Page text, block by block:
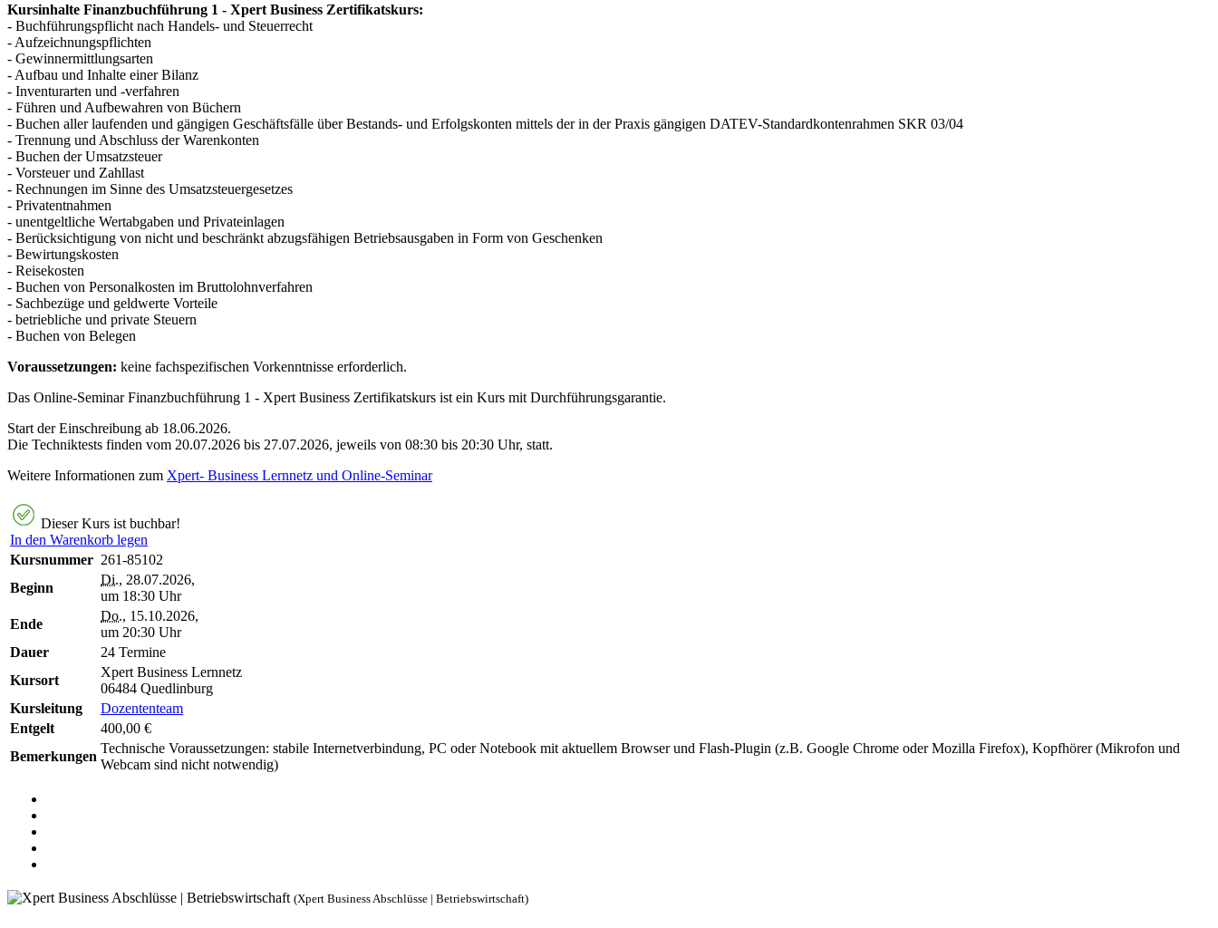
Kursinhalte Finanzbuchführung 1 - Xpert Business Zertifikatskurs:
- Buchführungspflicht nach Handels- und Steuerrecht
- Aufzeichnungspflichten
- Gewinnermittlungsarten
- Aufbau und Inhalte einer Bilanz
- Inventurarten und -verfahren
- Führen und Aufbewahren von Büchern
- Buchen aller laufenden und gängigen Geschäftsfälle über Bestands- und Erfolgskonten mittels der in der Praxis gängigen DATEV-Standardkontenrahmen SKR 03/04
- Trennung und Abschluss der Warenkonten
- Buchen der Umsatzsteuer
- Vorsteuer und Zahllast
- Rechnungen im Sinne des Umsatzsteuergesetzes
- Privatentnahmen
- unentgeltliche Wertabgaben und Privateinlagen
- Berücksichtigung von nicht und beschränkt abzugsfähigen Betriebsausgaben in Form von Geschenken
- Bewirtungskosten
- Reisekosten
- Buchen von Personalkosten im Bruttolohnverfahren
- Sachbezüge und geldwerte Vorteile
- betriebliche und private Steuern
- Buchen von Belegen
Voraussetzungen: keine fachspezifischen Vorkenntnisse erforderlich.
Das Online-Seminar Finanzbuchführung 1 - Xpert Business Zertifikatskurs ist ein Kurs mit Durchführungsgarantie.
Start der Einschreibung ab 18.06.2026.
Die Techniktests finden vom 20.07.2026 bis 27.07.2026, jeweils von 08:30 bis 20:30 Uhr, statt.
Weitere Informationen zum Xpert- Business Lernnetz und Online-Seminar
Dieser Kurs ist buchbar!
In den Warenkorb legen
Kursnummer 261-85102
Beginn
Di., 28.07.2026,
um 18:30 Uhr
Ende
Do., 15.10.2026,
um 20:30 Uhr
Dauer
24 Termine
Kursort
Xpert Business Lernnetz
06484 Quedlinburg
Kursleitung
Dozententeam
Entgelt
400,00 €
Bemerkungen
Technische Voraussetzungen: stabile Internetverbindung, PC oder Notebook mit aktuellem Browser und Flash-Plugin (z.B. Google Chrome oder Mozilla Firefox), Kopfhörer (Mikrofon und
Webcam sind nicht notwendig)
(Xpert Business Abschlüsse | Betriebswirtschaft)